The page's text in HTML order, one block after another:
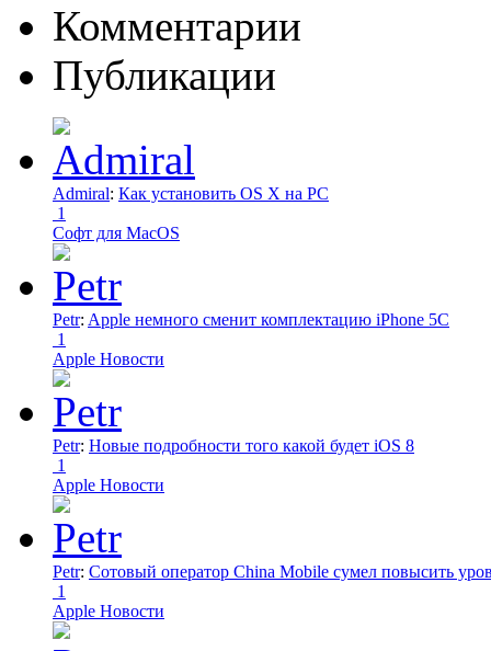
Комментарии
Публикации
Admiral: Как установить OS X на PC
1
Софт для MacOS
Petr: Apple немного сменит комплектацию iPhone 5C
1
Apple Новости
Petr: Новые подробности того какой будет iOS 8
1
Apple Новости
Petr: Сотовый оператор China Mobile сумел повысить
1
Apple Новости